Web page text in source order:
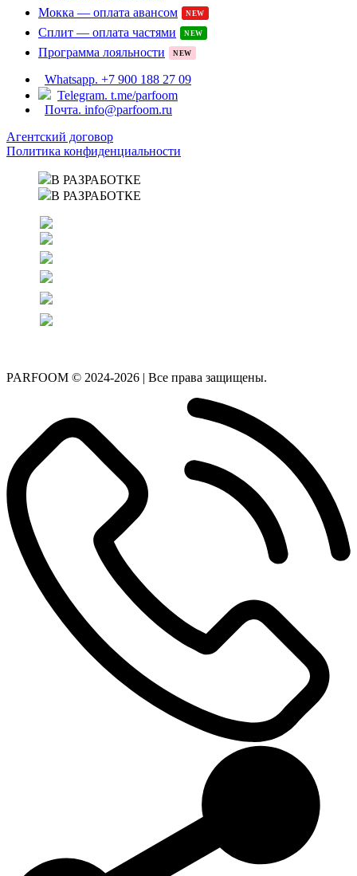
Мокка — оплата авансом
NEW
Сплит — оплата частями NEW
Программа лояльности NEW
Whatsapp. +7 900 188 27 09
Telegram. t.me/parfoom
Почта. info@parfoom.ru
Агентский договор
Политика конфиденциальности
В РАЗРАБОТКЕ
В РАЗРАБОТКЕ
PARFOOM © 2024-2026 | Все права защищены.